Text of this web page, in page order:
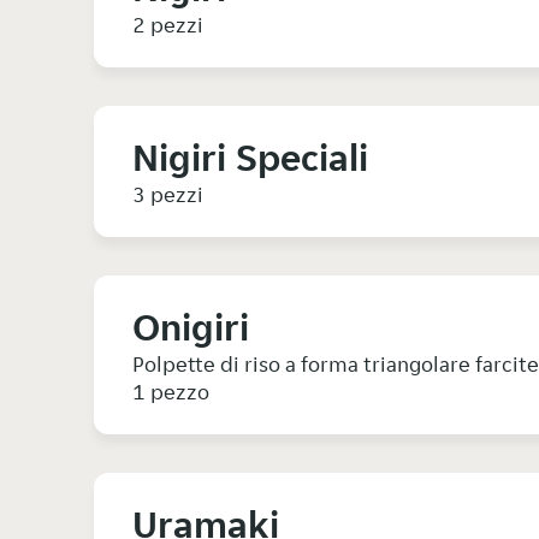
2 pezzi
Nigiri Speciali
3 pezzi
Onigiri
Polpette di riso a forma triangolare
1 pezzo
Uramaki